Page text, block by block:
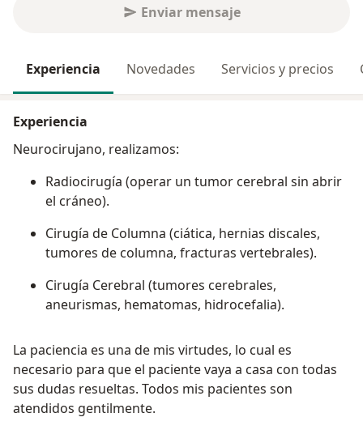
Enviar mensaje
Experiencia Novedades Servicios y precios
Experiencia
Neurocirujano, realizamos:
Radiocirugía (operar un tumor cerebral sin abrir
el cráneo).
Cirugía de Columna (ciática, hernias discales,
tumores de columna, fracturas vertebrales).
Cirugía Cerebral (tumores cerebrales,
aneurismas, hematomas, hidrocefalia).
La paciencia es una de mis virtudes, lo cual es
necesario para que el paciente vaya a casa con todas
sus dudas resueltas. Todos mis pacientes son
atendidos gentilmente.